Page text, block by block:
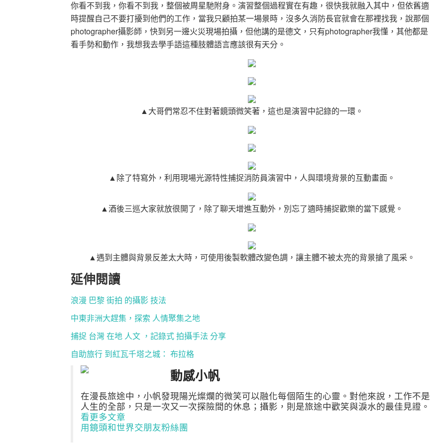
你看不到我，你看不到我，整個被周星馳附身。演習整個過程實在有趣，很快我就融入其中，但依舊適
時提醒自己不要打擾到他們的工作，當我只顧拍某一場景時，沒多久消防長官就會在那裡找我，說那個
photographer攝影師，快到另一邊火災現場拍攝，但他講的是德文，只有photographer我懂，其他都是
看手勢和動作，我想我去學手語這種肢體語言應該很有天分。
▲大哥們常忍不住對著鏡頭微笑著，這也是演習中記錄的一環。
▲除了特寫外，利用現場光源特性捕捉消防員演習中，人與環境背景的互動畫面。
▲酒後三巡大家就放很開了，除了聊天增進互動外，別忘了適時捕捉歡樂的當下感覺。
▲遇到主體與背景反差太大時，可使用後製軟體改變色調，讓主體不被太亮的背景搶了風采。
延伸閱讀
浪漫 巴黎 街拍 的攝影 技法
中東非洲大趕集，探索 人情聚集之地
捕捉 台灣 在地 人文 ，記錄式 拍攝手法 分享
自助旅行 到紅瓦千塔之城： 布拉格
動感小帆
在漫長旅途中，小帆發現陽光燦爛的微笑可以融化每個陌生的心靈。對他來說，工作不是
人生的全部，只是一次又一次探險間的休息；攝影，則是旅途中歡笑與淚水的最佳見證。
看更多文章
用鏡頭和世界交朋友粉絲團